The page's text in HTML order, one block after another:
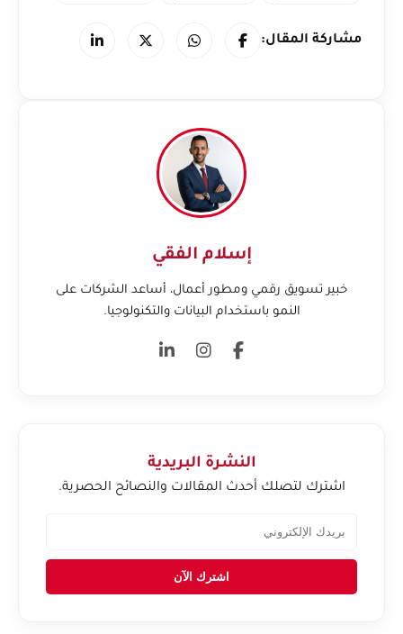
مشاركة المقال:
إسلام الفقي
خبير تسويق رقمي ومطور أعمال، أساعد الشركات على
النمو باستخدام البيانات والتكنولوجيا.
النشرة البريدية
اشترك لتصلك أحدث المقالات والنصائح الحصرية.
اشترك الآن